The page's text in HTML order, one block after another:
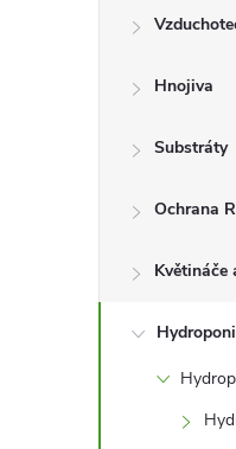
Hnojiva
Substráty
Ochrana
Květináče